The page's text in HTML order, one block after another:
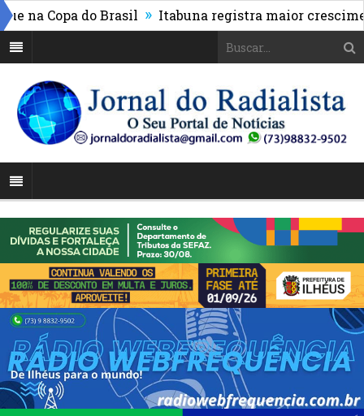
do Brasil » Itabuna registra maior crescimento